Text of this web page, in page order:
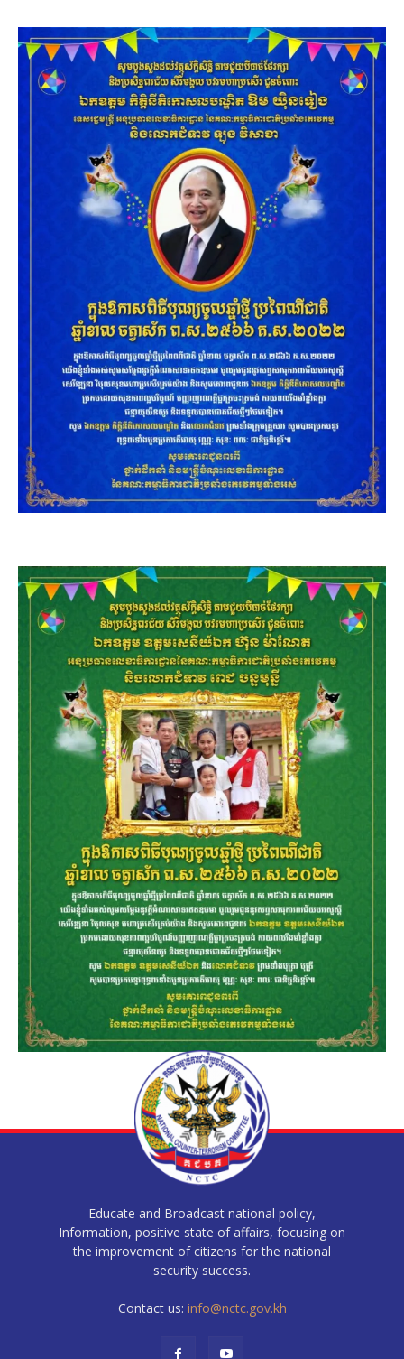
Educate and Broadcast national policy,
Information, positive state of affairs, focusing on
the improvement of citizens for the national
security success.
Contact us: info@nctc.gov.kh